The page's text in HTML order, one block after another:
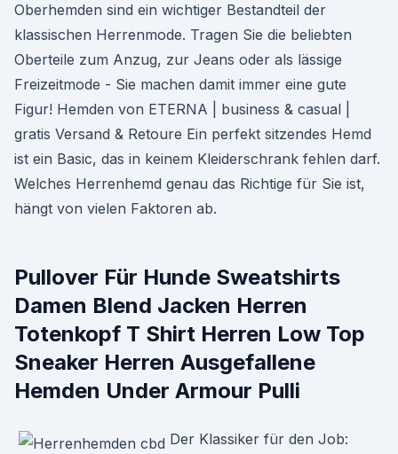
Oberhemden sind ein wichtiger Bestandteil der
klassischen Herrenmode. Tragen Sie die beliebten
Oberteile zum Anzug, zur Jeans oder als lässige
Freizeitmode - Sie machen damit immer eine gute
Figur! Hemden von ETERNA | business & casual |
gratis Versand & Retoure Ein perfekt sitzendes Hemd
ist ein Basic, das in keinem Kleiderschrank fehlen darf.
Welches Herrenhemd genau das Richtige für Sie ist,
hängt von vielen Faktoren ab.
Pullover Für Hunde Sweatshirts
Damen Blend Jacken Herren
Totenkopf T Shirt Herren Low Top
Sneaker Herren Ausgefallene
Hemden Under Armour Pulli
Der Klassiker für den Job: